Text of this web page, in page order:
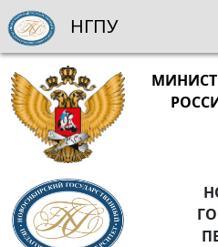
НГПУ